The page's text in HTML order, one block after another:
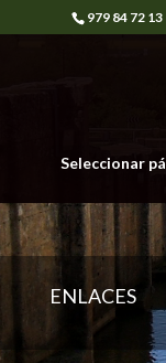
979 84 72 13
Seleccionar
ENLACES